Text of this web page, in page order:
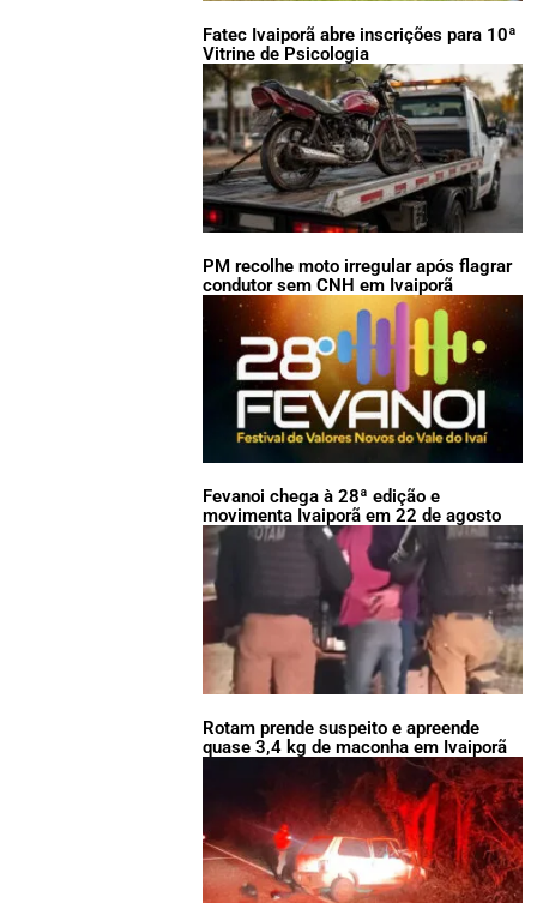
Fatec Ivaiporã abre inscrições para 10ª
Vitrine de Psicologia
PM recolhe moto irregular após flagrar
condutor sem CNH em Ivaiporã
Fevanoi chega à 28ª edição e
movimenta Ivaiporã em 22 de agosto
Rotam prende suspeito e apreende
quase 3,4 kg de maconha em Ivaiporã